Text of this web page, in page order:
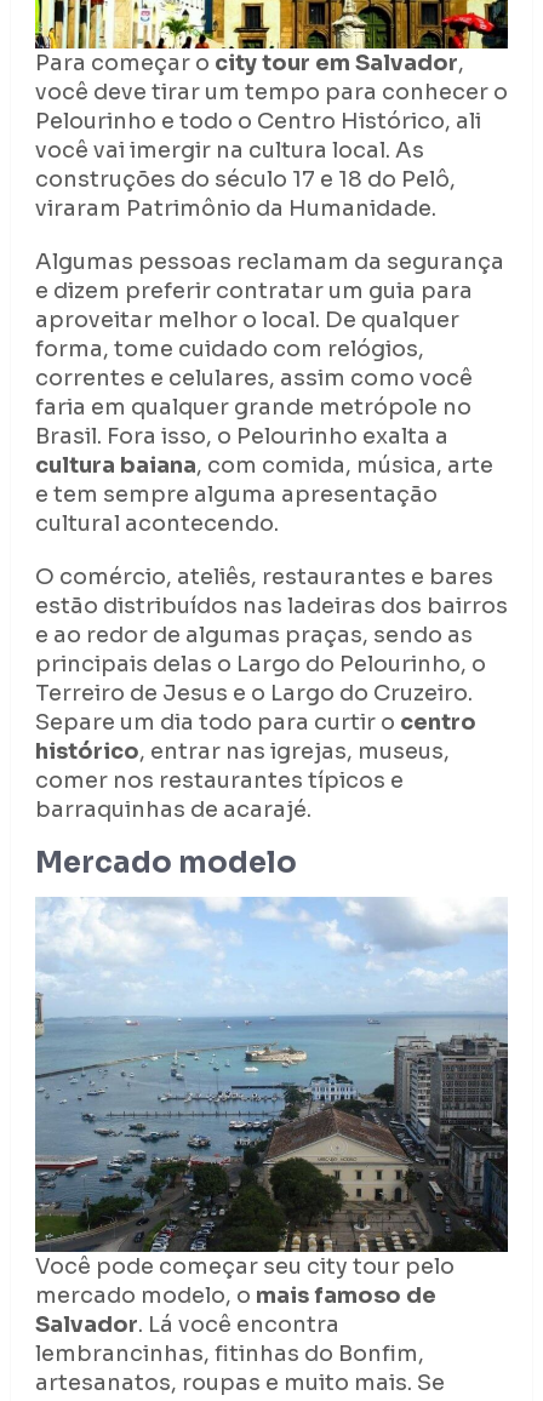
Para começar o city tour em Salvador,
você deve tirar um tempo para conhecer o
Pelourinho e todo o Centro Histórico, ali
você vai imergir na cultura local. As
construções do século 17 e 18 do Pelô,
viraram Patrimônio da Humanidade.
Algumas pessoas reclamam da segurança
e dizem preferir contratar um guia para
aproveitar melhor o local. De qualquer
forma, tome cuidado com relógios,
correntes e celulares, assim como você
faria em qualquer grande metrópole no
Brasil. Fora isso, o Pelourinho exalta a
cultura baiana, com comida, música, arte
e tem sempre alguma apresentação
cultural acontecendo.
O comércio, ateliês, restaurantes e bares
estão distribuídos nas ladeiras dos bairros
e ao redor de algumas praças, sendo as
principais delas o Largo do Pelourinho, o
Terreiro de Jesus e o Largo do Cruzeiro.
Separe um dia todo para curtir o centro
histórico, entrar nas igrejas, museus,
comer nos restaurantes típicos e
barraquinhas de acarajé.
Mercado modelo
Você pode começar seu city tour pelo
mercado modelo, o mais famoso de
Salvador. Lá você encontra
lembrancinhas, fitinhas do Bonfim,
artesanatos, roupas e muito mais. Se